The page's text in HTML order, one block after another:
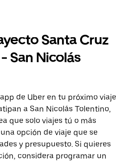
Santa Cruz
San Nicolás
de Uber en tu próximo viaje
a San Nicolás Tolentino,
que solo viajes tú o más
opción de viaje que se
y presupuesto. Si quieres
considera programar un